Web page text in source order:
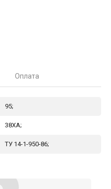
Оплата
95;
38ХА;
ТУ 14-1-950-86;